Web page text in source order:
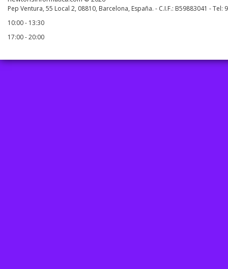
Pep Ventura, 55 Local 2, 08810, Barcelona, España. - C.I.F.: B59883041 - Tel:
10:00 - 13:30
17:00 - 20:00